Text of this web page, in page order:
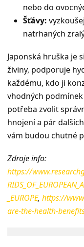
nebo do
Šťávy:
natrhaných
Japonská hruška je
živiny, podporuje
každému, kdo ji
vhodných podmínek
potřeba zvolit
hnojení a pár
vám budou chutné
Zdroje info:
https://
_EUROPE, https://
are-the-health-